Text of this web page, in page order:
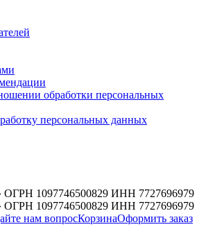
обработки персональных
персональных данных
1097746500829 ИНН 7727696979
1097746500829 ИНН 7727696979
нам вопросКорзинаОформить заказ